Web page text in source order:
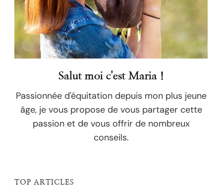
Salut moi c'est Maria !
Passionnée d'équitation depuis mon plus jeune
âge, je vous propose de vous partager cette
passion et de vous offrir de nombreux
conseils.
TOP ARTICLES